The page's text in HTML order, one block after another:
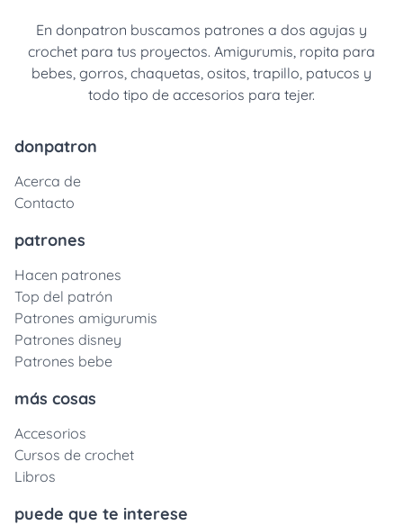
En donpatron buscamos patrones a dos agujas y
crochet para tus proyectos. Amigurumis, ropita para
bebes, gorros, chaquetas, ositos, trapillo, patucos y
todo tipo de accesorios para tejer.
donpatron
Acerca de
Contacto
patrones
Hacen patrones
Top del patrón
Patrones amigurumis
Patrones disney
Patrones bebe
más cosas
Accesorios
Cursos de crochet
Libros
puede que te interese